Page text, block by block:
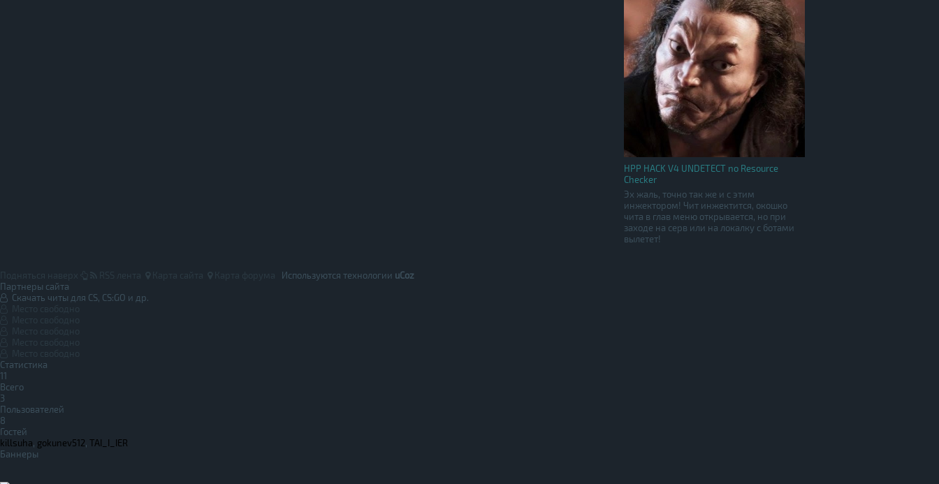
HPP HACK V4 UNDETECT no Resource
Checker
Эх жаль, точно так же и с этим
инжектором! Чит инжектится, окошко
чита в глав меню открывается, но при
заходе на серв или на локалку с ботами
вылетет!
Используются технологии uCoz
Партнеры сайта
Скачать читы для CS, CS:GO и др.
Статистика
11
Всего
3
Пользователей
8
Гостей
killsuha, gokunev512, TAI_I_IER
Баннеры